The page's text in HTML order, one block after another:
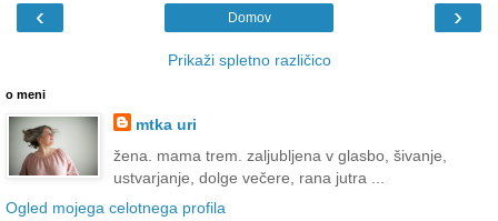
‹ ›
Domov
Prikaži spletno različico
o meni
mtka uri
žena. mama trem. zaljubljena v glasbo, šivanje,
ustvarjanje, dolge večere, rana jutra ...
Ogled mojega celotnega profila